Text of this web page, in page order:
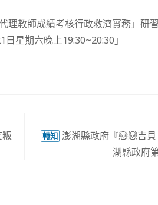
理教師成績考核行政救濟實務」研
星期六晚上19:30~20:30」
轉知 澎湖縣政府『戀戀吉
湖縣政府